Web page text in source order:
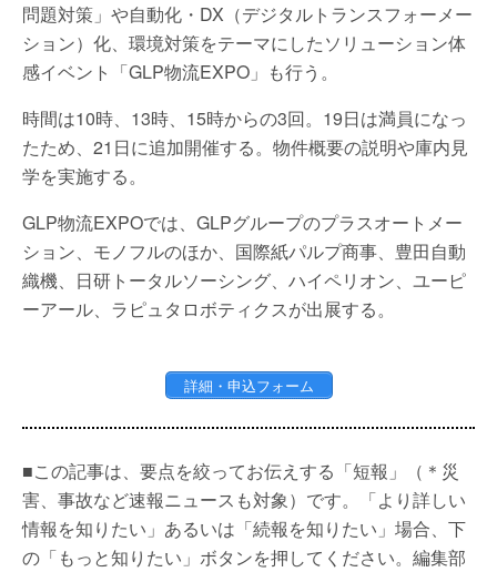
問題対策」や自動化・DX（デジタルトランスフォーメー
ション）化、環境対策をテーマにしたソリューション体
感イベント「GLP物流EXPO」も行う。
時間は10時、13時、15時からの3回。19日は満員になっ
たため、21日に追加開催する。物件概要の説明や庫内見
学を実施する。
GLP物流EXPOでは、GLPグループのプラスオートメー
ション、モノフルのほか、国際紙パルプ商事、豊田自動
織機、日研トータルソーシング、ハイペリオン、ユーピ
ーアール、ラピュタロボティクスが出展する。
詳細・申込フォーム
■この記事は、要点を絞ってお伝えする「短報」（＊災
害、事故など速報ニュースも対象）です。「より詳しい
情報を知りたい」あるいは「続報を知りたい」場合、下
の「もっと知りたい」ボタンを押してください。編集部